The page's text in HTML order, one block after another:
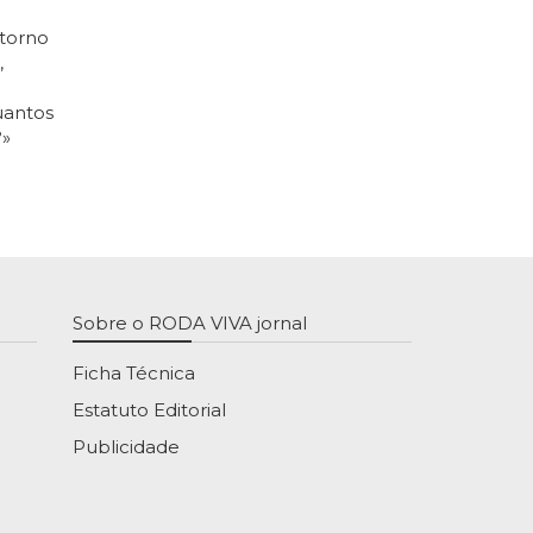
Sobre o RODA VIVA jornal
Ficha Técnica
Estatuto Editorial
Publicidade